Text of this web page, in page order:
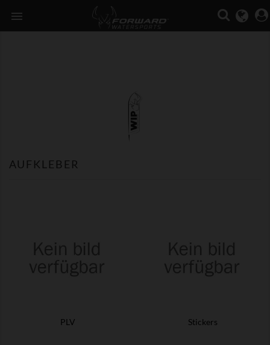

AUFKLEBER
PLV Stickers